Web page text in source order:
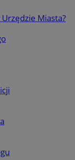
Urzędzie Miasta?